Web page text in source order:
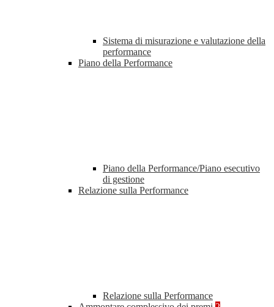
Sistema di misurazione e valutazione della
performance
Piano della Performance
Piano della Performance/Piano esecutivo
di gestione
Relazione sulla Performance
Relazione sulla Performance